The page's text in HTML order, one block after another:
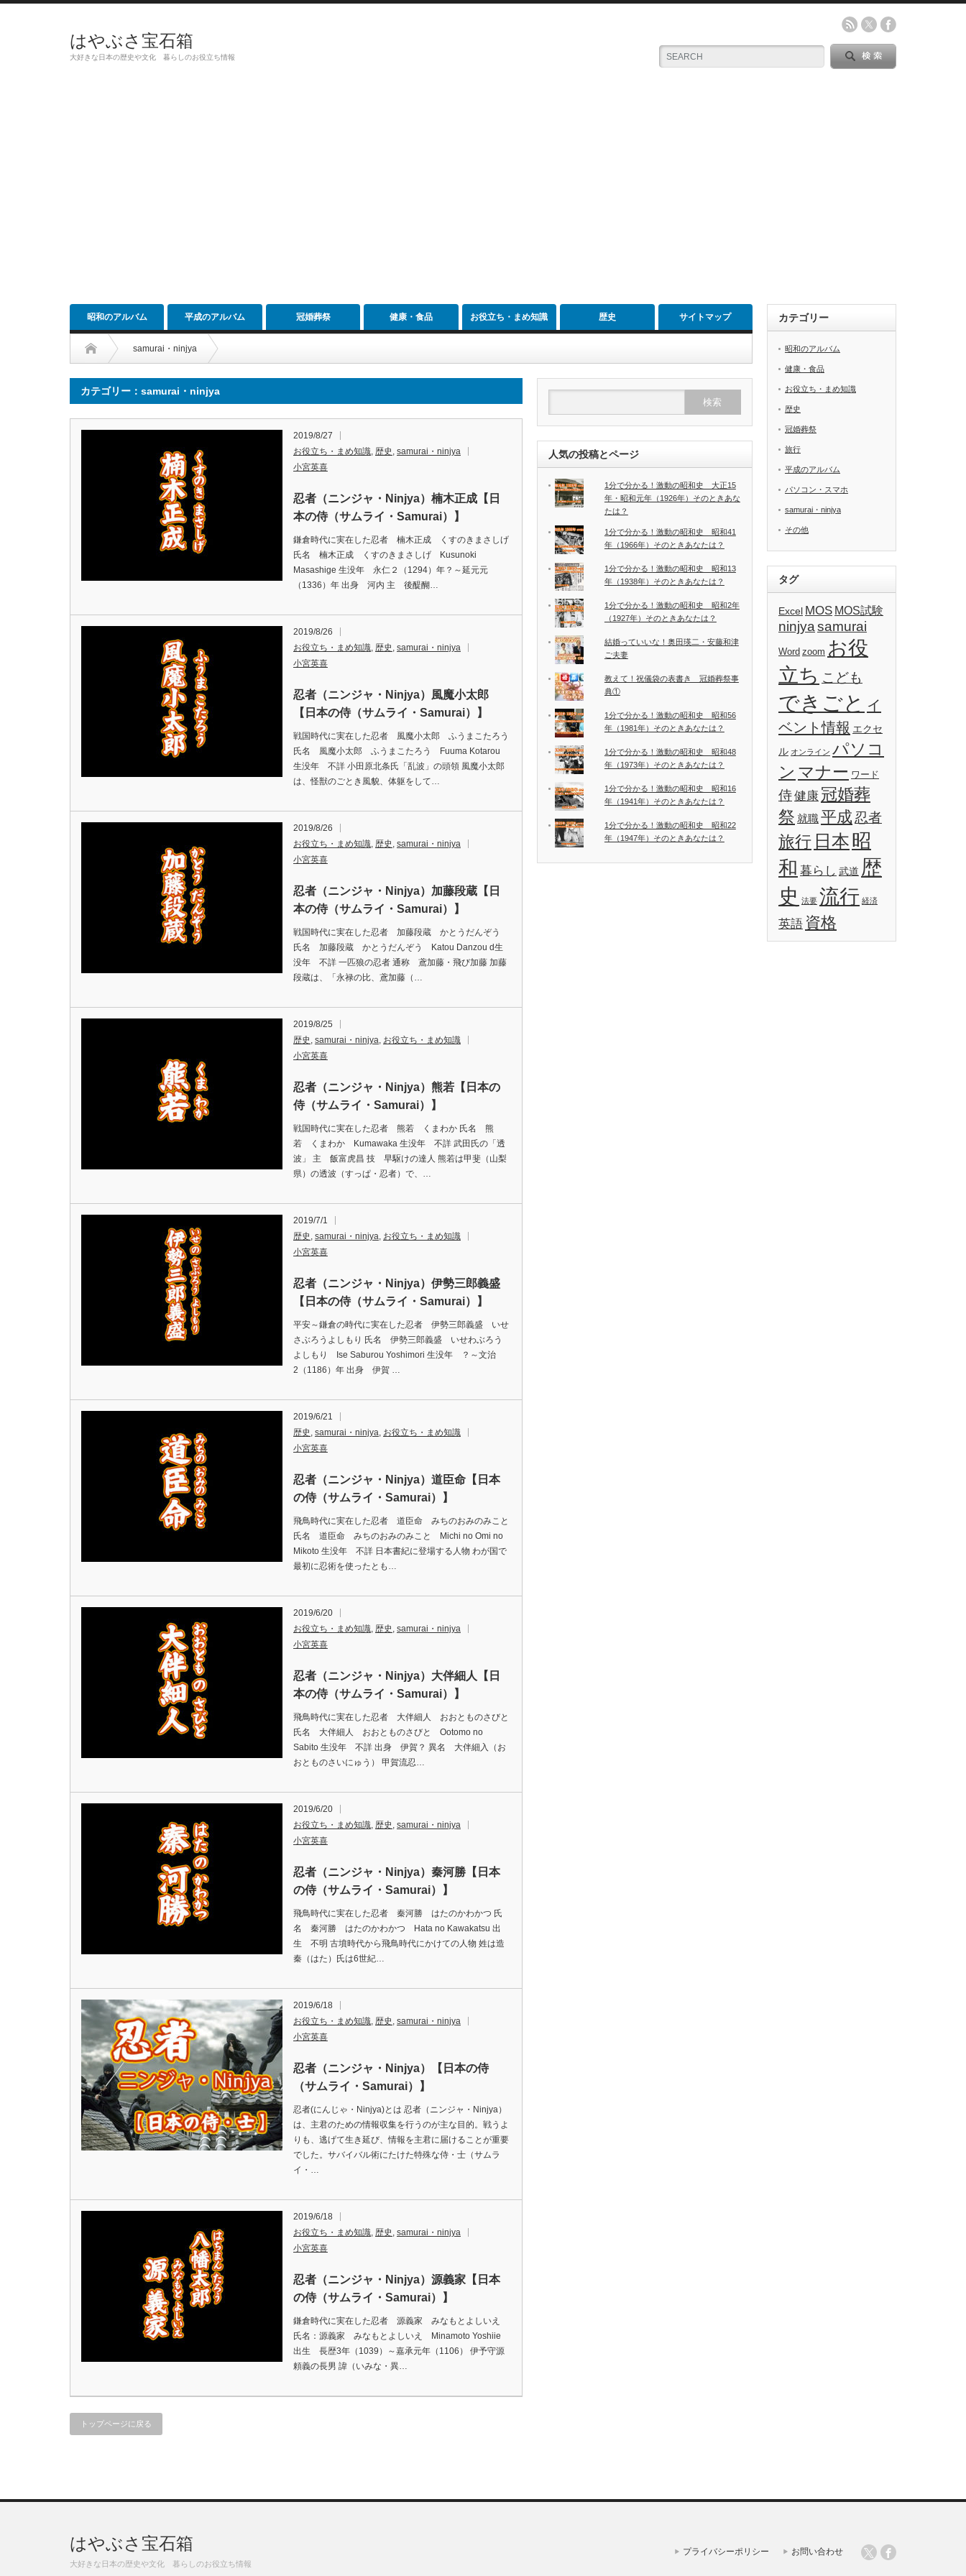
はやぶさ宝石箱
大好きな日本の歴史や文化 暮らしのお役立ち情報
昭和のアルバム 平成のアルバム 冠婚葬祭 健康・食品 お役立ち・まめ知識 歴史 サイトマップ
samurai・ninjya
カテゴリー：samurai・ninjya
2019/8/27
お役立ち・まめ知識, 歴史 , samurai・ninjya
小宮英喜
忍者（ニンジャ・Ninjya）楠木正成【日
本の侍（サムライ・Samurai）】
鎌倉時代に実在した忍者 楠木正成 くすのきまさしげ
氏名 楠木正成 くすのきまさしげ Kusunoki
Masashige 生没年 永仁２（1294）年？～延元元
（1336）年 出身 河内 主 後醍醐…
2019/8/26
お役立ち・まめ知識, 歴史 , samurai・ninjya
小宮英喜
忍者（ニンジャ・Ninjya）風魔小太郎
【日本の侍（サムライ・Samurai）】
戦国時代に実在した忍者 風魔小太郎 ふうまこたろう
氏名 風魔小太郎 ふうまこたろう Fuuma Kotarou
生没年 不詳 小田原北条氏「乱波」の頭領 風魔小太郎
は、怪獣のごとき風貌、体躯をして…
2019/8/26
お役立ち・まめ知識, 歴史 , samurai・ninjya
小宮英喜
忍者（ニンジャ・Ninjya）加藤段蔵【日
本の侍（サムライ・Samurai）】
戦国時代に実在した忍者 加藤段蔵 かとうだんぞう
氏名 加藤段蔵 かとうだんぞう Katou Danzou d生
没年 不詳 一匹狼の忍者 通称 鳶加藤・飛び加藤 加藤
段蔵は、「永禄の比、鳶加藤（…
2019/8/25
歴史 , samurai・ninjya, お役立ち・まめ知識
小宮英喜
忍者（ニンジャ・Ninjya）熊若【日本の
侍（サムライ・Samurai）】
戦国時代に実在した忍者 熊若 くまわか 氏名 熊
若 くまわか Kumawaka 生没年 不詳 武田氏の「透
波」 主 飯富虎昌 技 早駆けの達人 熊若は甲斐（山梨
県）の透波（すっぱ・忍者）で、…
2019/7/1
歴史 , samurai・ninjya, お役立ち・まめ知識
小宮英喜
忍者（ニンジャ・Ninjya）伊勢三郎義盛
【日本の侍（サムライ・Samurai）】
平安～鎌倉の時代に実在した忍者 伊勢三郎義盛 いせ
さぶろうよしもり 氏名 伊勢三郎義盛 いせわぶろう
よしもり Ise Saburou Yoshimori 生没年 ？～文治
2（1186）年 出身 伊賀 …
2019/6/21
歴史 , samurai・ninjya, お役立ち・まめ知識
小宮英喜
忍者（ニンジャ・Ninjya）道臣命【日本
の侍（サムライ・Samurai）】
飛鳥時代に実在した忍者 道臣命 みちのおみのみこと
氏名 道臣命 みちのおみのみこと Michi no Omi no
Mikoto 生没年 不詳 日本書紀に登場する人物 わが国で
最初に忍術を使ったとも…
2019/6/20
お役立ち・まめ知識, 歴史 , samurai・ninjya
小宮英喜
忍者（ニンジャ・Ninjya）大伴細人【日
本の侍（サムライ・Samurai）】
飛鳥時代に実在した忍者 大伴細人 おおとものさびと
氏名 大伴細人 おおとものさびと Ootomo no
Sabito 生没年 不詳 出身 伊賀？ 異名 大伴細入（お
おとものさいにゅう） 甲賀流忍…
2019/6/20
お役立ち・まめ知識, 歴史 , samurai・ninjya
小宮英喜
忍者（ニンジャ・Ninjya）秦河勝【日本
の侍（サムライ・Samurai）】
飛鳥時代に実在した忍者 秦河勝 はたのかわかつ 氏
名 秦河勝 はたのかわかつ Hata no Kawakatsu 出
生 不明 古墳時代から飛鳥時代にかけての人物 姓は造
秦（はた）氏は6世紀…
2019/6/18
お役立ち・まめ知識, 歴史 , samurai・ninjya
小宮英喜
忍者（ニンジャ・Ninjya）【日本の侍
（サムライ・Samurai）】
忍者(にんじゃ・Ninjya)とは 忍者（ニンジャ・Ninjya）
は、主君のための情報収集を行うのが主な目的。戦うよ
りも、逃げて生き延び、情報を主君に届けることが重要
でした。サバイバル術にたけた特殊な侍・士（サムラ
イ・…
2019/6/18
お役立ち・まめ知識, 歴史 , samurai・ninjya
小宮英喜
忍者（ニンジャ・Ninjya）源義家【日本
の侍（サムライ・Samurai）】
鎌倉時代に実在した忍者 源義家 みなもとよしいえ
氏名：源義家 みなもとよしいえ Minamoto Yoshiie
出生 長歴3年（1039）～嘉承元年（1106） 伊予守源
頼義の長男 諱（いみな・異…
トップページに戻る
人気の投稿とページ
1分で分かる！激動の昭和史 大正15
年・昭和元年（1926年）そのときあな
たは？
1分で分かる！激動の昭和史 昭和41
年（1966年）そのときあなたは？
1分で分かる！激動の昭和史 昭和13
年（1938年）そのときあなたは？
1分で分かる！激動の昭和史 昭和2年
（1927年）そのときあなたは？
結婚っていいな！奥田瑛二・安藤和津
ご夫妻
教えて！祝儀袋の表書き 冠婚葬祭事
典①
1分で分かる！激動の昭和史 昭和56
年（1981年）そのときあなたは？
1分で分かる！激動の昭和史 昭和48
年（1973年）そのときあなたは？
1分で分かる！激動の昭和史 昭和16
年（1941年）そのときあなたは？
1分で分かる！激動の昭和史 昭和22
年（1947年）そのときあなたは？
カテゴリー
昭和のアルバム
健康・食品
お役立ち・まめ知識
歴史
冠婚葬祭
旅行
平成のアルバム
パソコン・スマホ
samurai・ninjya
その他
タグ
Excel MOS MOS試験
ninjyasamurai
Word zoom お役
立ち こども
できごと イ
ベント情報 エクセ
ル オンライン パソコ
ン マナー ワード
侍健康 冠婚葬
祭 就職平成 忍者
旅行 日本昭
和 暮らし 武道 歴
史 法要 流行 経済
英語 資格
はやぶさ宝石箱
大好きな日本の歴史や文化 暮らしのお役立ち情報
プライバシーポリシー お問い合わせ